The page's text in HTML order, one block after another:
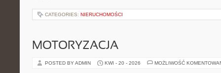
CATEGORIES: NIERUCHOMOŚCI
MOTORYZACJA
POSTED BY ADMIN KWI - 20 - 2026 MOŻLIWOŚĆ